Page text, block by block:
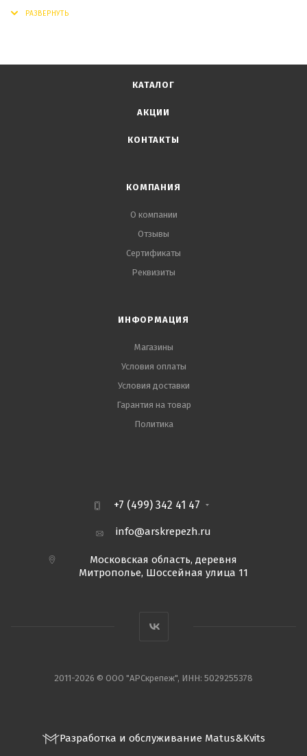
Большой срок службы
КАТАЛОГ
АКЦИИ
КОНТАКТЫ
КОМПАНИЯ
О компании
Отзывы
Сертификаты
Реквизиты
ИНФОРМАЦИЯ
Магазины
Условия оплаты
Условия доставки
Гарантия на товар
Политика
+7 (499) 342 41 47
info@arskrepezh.ru
Московская область, деревня
Митрополье, Шоссейная улица 11
2011-2026 © ООО "АРСкрепеж", ИНН: 5029255378
Разработка и обслуживание Matus&Kvits